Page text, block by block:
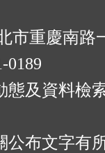
市重慶南路
態及資料檢
公布文字有